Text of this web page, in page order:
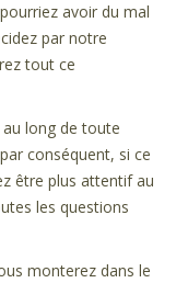
avoir du mal
par notre
tout ce
long de toute
conséquent, si ce
être plus attentif au
les questions
monterez dans le